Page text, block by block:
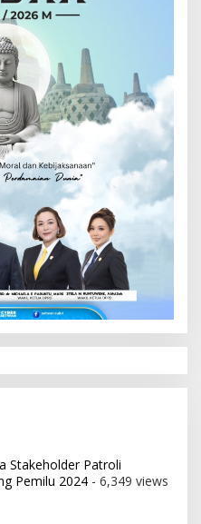
Stakeholder Patroli
Pemilu 2024 - 6,349 views